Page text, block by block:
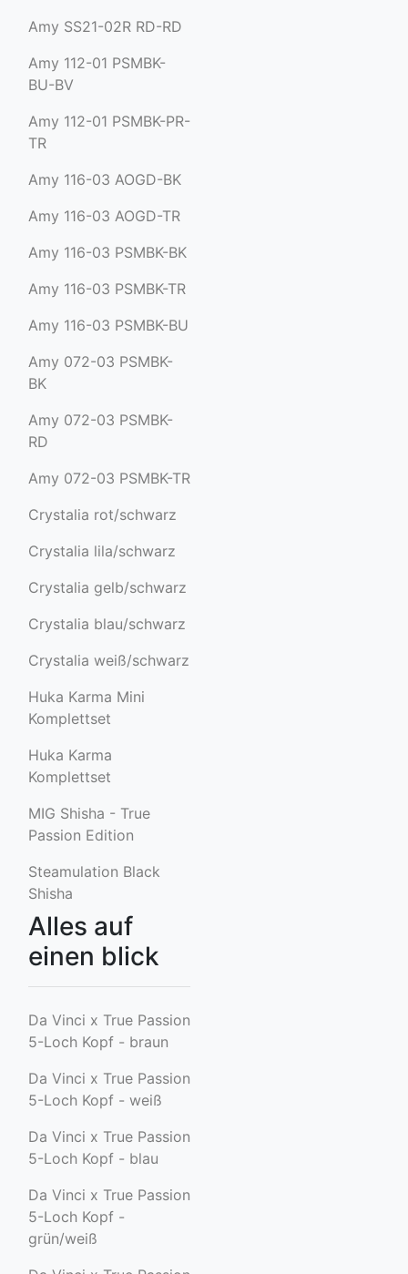
Amy SS21-02R RD-RD
Amy 112-01 PSMBK-
BU-BV
Amy 112-01 PSMBK-PR-
TR
Amy 116-03 AOGD-BK
Amy 116-03 AOGD-TR
Amy 116-03 PSMBK-BK
Amy 116-03 PSMBK-TR
Amy 116-03 PSMBK-BU
Amy 072-03 PSMBK-
BK
Amy 072-03 PSMBK-
RD
Amy 072-03 PSMBK-TR
Crystalia rot/schwarz
Crystalia lila/schwarz
Crystalia gelb/schwarz
Crystalia blau/schwarz
Crystalia weiß/schwarz
Huka Karma Mini
Komplettset
Huka Karma
Komplettset
MIG Shisha - True
Passion Edition
Steamulation Black
Shisha
Alles auf
einen blick
Da Vinci x True Passion
5-Loch Kopf - braun
Da Vinci x True Passion
5-Loch Kopf - weiß
Da Vinci x True Passion
5-Loch Kopf - blau
Da Vinci x True Passion
5-Loch Kopf -
grün/weiß